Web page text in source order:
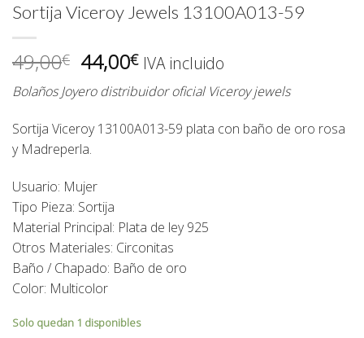
Sortija Viceroy Jewels 13100A013-59
49,00€ El
precio
original
era:
49,00€.
44,00€El
precio
actual
es:
44,00€.
IVA incluido
Bolaños Joyero distribuidor oficial Viceroy jewels
Sortija Viceroy 13100A013-59 plata con baño de oro rosa
y Madreperla.
Usuario: Mujer
Tipo Pieza: Sortija
Material Principal: Plata de ley 925
Otros Materiales: Circonitas
Baño / Chapado: Baño de oro
Color: Multicolor
Solo quedan 1 disponibles